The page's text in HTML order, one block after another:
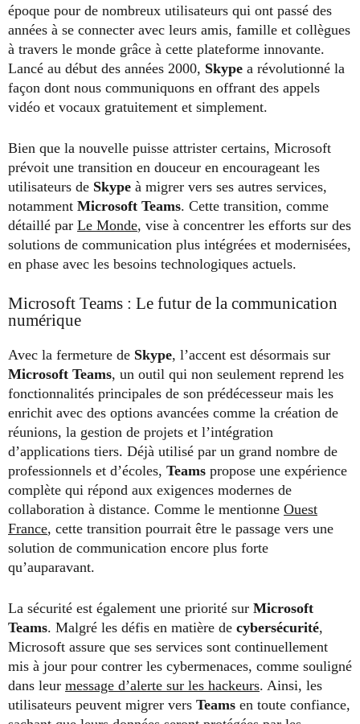
époque pour de nombreux utilisateurs qui ont passé des
années à se connecter avec leurs amis, famille et collègues
à travers le monde grâce à cette plateforme innovante.
Lancé au début des années 2000, Skype a révolutionné la
façon dont nous communiquons en offrant des appels
vidéo et vocaux gratuitement et simplement.
Bien que la nouvelle puisse attrister certains, Microsoft
prévoit une transition en douceur en encourageant les
utilisateurs de Skype à migrer vers ses autres services,
notamment Microsoft Teams. Cette transition, comme
détaillé par Le Monde, vise à concentrer les efforts sur des
solutions de communication plus intégrées et modernisées,
en phase avec les besoins technologiques actuels.
Microsoft Teams : Le futur de la communication
numérique
Avec la fermeture de Skype, l’accent est désormais sur
Microsoft Teams, un outil qui non seulement reprend les
fonctionnalités principales de son prédécesseur mais les
enrichit avec des options avancées comme la création de
réunions, la gestion de projets et l’intégration
d’applications tiers. Déjà utilisé par un grand nombre de
professionnels et d’écoles, Teams propose une expérience
complète qui répond aux exigences modernes de
collaboration à distance. Comme le mentionne Ouest
France, cette transition pourrait être le passage vers une
solution de communication encore plus forte
qu’auparavant.
La sécurité est également une priorité sur Microsoft
Teams. Malgré les défis en matière de cybersécurité,
Microsoft assure que ses services sont continuellement
mis à jour pour contrer les cybermenaces, comme souligné
dans leur message d’alerte sur les hackeurs. Ainsi, les
utilisateurs peuvent migrer vers Teams en toute confiance,